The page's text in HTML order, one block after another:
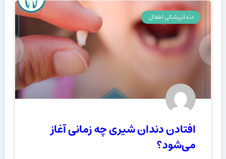
دندانپزشکی اطفال
افتادن دندان شیری چه زمانی آغاز
می‌شود؟